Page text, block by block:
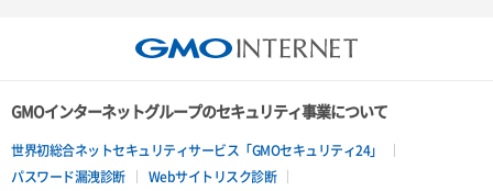
GMOインターネットグループのセキュリティ事業について
世界初総合ネットセキュリティサービス「GMOセキュリティ24」
パスワード漏洩診断
Webサイトリスク診断